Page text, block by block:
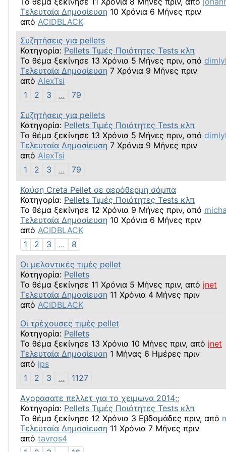
Τελευταία Δημοσίευση 10 Χρόνια 6 Μήνες πριν
από ACIDBLACK
Συζητήσεις για pellets
Κατηγορία: Pellets Τιμές Ποιότητες Tests κλπ
Το θέμα ξεκίνησε 13 Χρόνια 5 Μήνες πριν, από
Τελευταία Δημοσίευση 7 Χρόνια 9 Μήνες πριν
από AlexTsi
1
2 3 ...
79
Συζητήσεις για pellets
Κατηγορία: Pellets Τιμές Ποιότητες Tests κλπ
Το θέμα ξεκίνησε 13 Χρόνια 5 Μήνες πριν, από
Τελευταία Δημοσίευση 7 Χρόνια 9 Μήνες πριν
από AlexTsi
1
2 3 ...
79
Καύση Creta Pellet σε αερόθερμη σόμπα
Κατηγορία: Pellets Τιμές Ποιότητες Tests κλπ
Το θέμα ξεκίνησε 12 Χρόνια 9 Μήνες πριν, από
Τελευταία Δημοσίευση 10 Χρόνια 6 Μήνες πριν
από ACIDBLACK
1
2 3 ...
8
Οι μελοντικές τιμές pellet
Κατηγορία: Pellets
Το θέμα ξεκίνησε 11 Χρόνια 5 Μήνες πριν, από jnet
Τελευταία Δημοσίευση 11 Χρόνια 4 Μήνες πριν
από ACIDBLACK
Οι τρέχουσες τιμές pellet
Κατηγορία: Pellets
Το θέμα ξεκίνησε 13 Χρόνια 10 Μήνες πριν, από jnet
Τελευταία Δημοσίευση 1 Μήνας 6 Ημέρες πριν
από jps
1
2 3 ...
1127
Αγορασατε πελλετ για το χειμωνα 2014;;
Κατηγορία: Pellets Τιμές Ποιότητες Tests κλπ
Το θέμα ξεκίνησε 12 Χρόνια 3 Εβδομάδες πριν, από
Τελευταία Δημοσίευση 11 Χρόνια 7 Μήνες πριν
από tavros4